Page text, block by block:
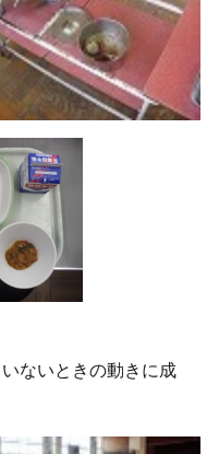
ないときの動きに成